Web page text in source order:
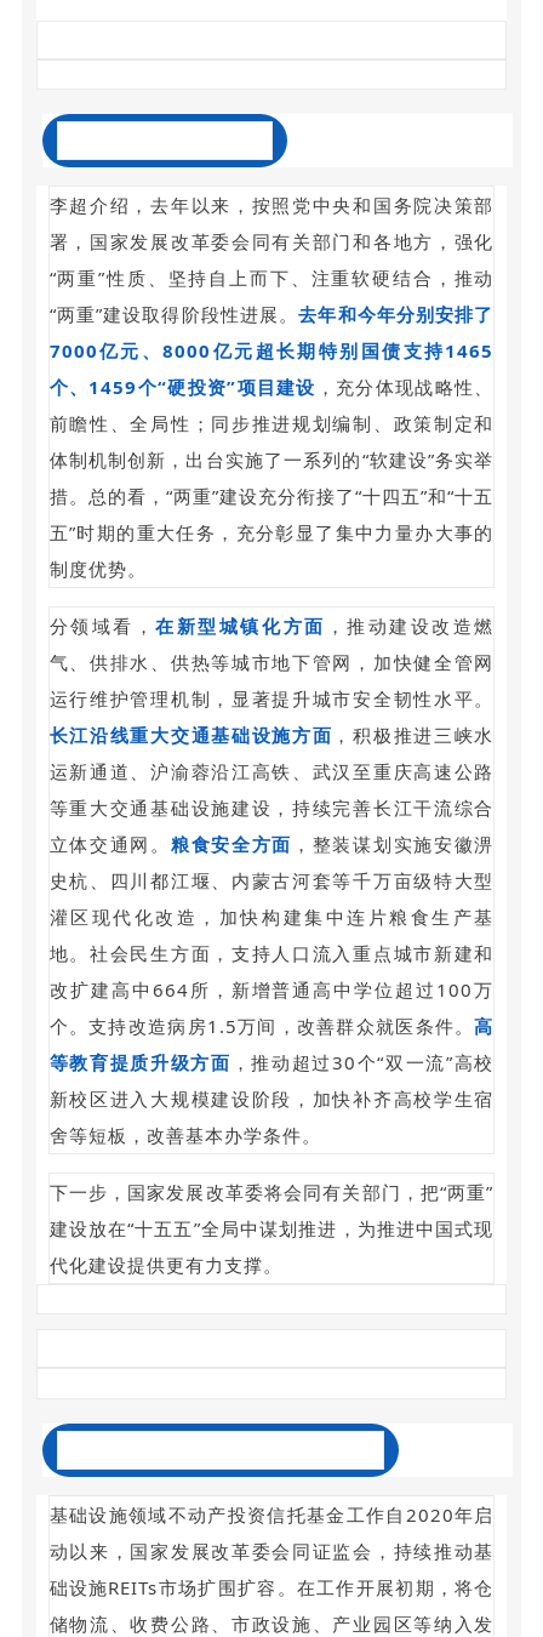
李超介绍，去年以来，按照党中央和国务院决策部
署，国家发展改革委会同有关部门和各地方，强化
“两重”性质、坚持自上而下、注重软硬结合，推动
“两重”建设取得阶段性进展。去年和今年分别安排了
7000亿元、8000亿元超长期特别国债支持1465
个、1459个“硬投资”项目建设 ，充分体现战略性、
前瞻性、全局性；同步推进规划编制、政策制定和
体制机制创新，出台实施了一系列的“软建设”务实举
措。总的看，“两重”建设充分衔接了“十四五”和“十五
五”时期的重大任务，充分彰显了集中力量办大事的
制度优势。
分领域看，在新型城镇化方面 ，推动建设改造燃
气、供排水、供热等城市地下管网，加快健全管网
运行维护管理机制，显著提升城市安全韧性水平。
长江沿线重大交通基础设施方面 ，积极推进三峡水
运新通道、沪渝蓉沿江高铁、武汉至重庆高速公路
等重大交通基础设施建设，持续完善长江干流综合
立体交通网。 粮食安全方面 ，整装谋划实施安徽淠
史杭、四川都江堰、内蒙古河套等千万亩级特大型
灌区现代化改造，加快构建集中连片粮食生产基
地。社会民生方面，支持人口流入重点城市新建和
改扩建高中664所，新增普通高中学位超过100万
个。支持改造病房1.5万间，改善群众就医条件。高
等教育提质升级方面 ，推动超过30个“双一流”高校
新校区进入大规模建设阶段，加快补齐高校学生宿
舍等短板，改善基本办学条件。
下一步，国家发展改革委将会同有关部门，把“两重”
建设放在“十五五”全局中谋划推进，为推进中国式现
代化建设提供更有力支撑。
基础设施领域不动产投资信托基金工作自2020年启
动以来，国家发展改革委会同证监会，持续推动基
础设施REITs市场扩围扩容。在工作开展初期，将仓
储物流、收费公路、市政设施、产业园区等纳入发